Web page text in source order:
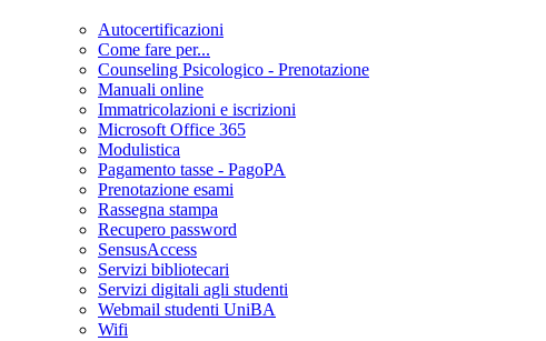
Autocertificazioni
Come fare per...
Counseling Psicologico - Prenotazione
Manuali online
Immatricolazioni e iscrizioni
Microsoft Office 365
Modulistica
Pagamento tasse - PagoPA
Prenotazione esami
Rassegna stampa
Recupero password
SensusAccess
Servizi bibliotecari
Servizi digitali agli studenti
Webmail studenti UniBA
Wifi